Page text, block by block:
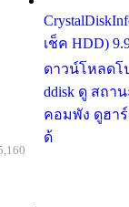
เช็ค HDD)
ดาวน์โหลดโ
ddisk ดู สถา
คอมพัง ดูฮาร์
ด้